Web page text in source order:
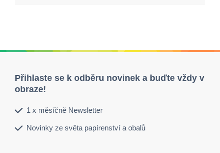
Přihlaste se k odběru novinek a buďte vždy v
obraze!
1 x měsíčně Newsletter
Novinky ze světa papírenství a obalů